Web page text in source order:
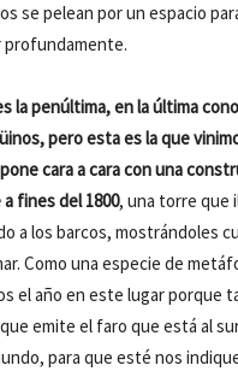
se pelean por un espacio
la penúltima, en la última
pero esta es la que
cara a cara con una
fines del 1800, una torre que
a los barcos, mostrándoles
Como una especie de
el año en este lugar porque
emite el faro que está al
para que esté nos